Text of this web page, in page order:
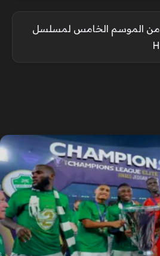
موعد طرح الحلقة 8 من الموسم الخامس لمسلسل